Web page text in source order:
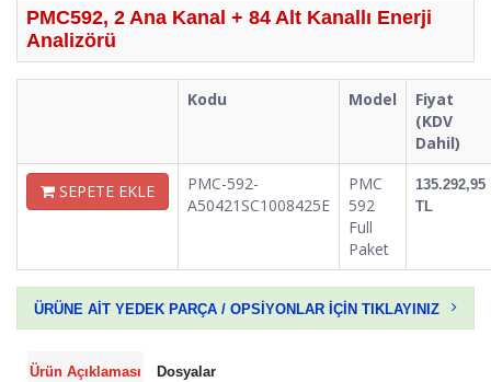
PMC592, 2 Ana Kanal + 84 Alt Kanallı Enerji
Analizörü
Kodu Model
Fiyat
(KDV
Dahil)
SEPETE EKLE
PMC-592-
A50421SC1008425E
PMC
592
Full
Paket
135.292,95
TL
ÜRÜNE AİT YEDEK PARÇA / OPSİYONLAR İÇİN TIKLAYINIZ
Ürün Açıklaması Dosyalar